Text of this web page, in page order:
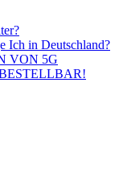
Ich in Deutschland?
VON 5G